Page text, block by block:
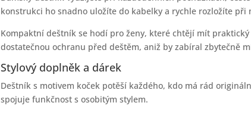
konstrukci ho snadno uložíte do kabelky a rychle rozložíte při
Kompaktní deštník se hodí pro ženy, které chtějí mít
dostatečnou ochranu před deštěm, aniž by zabíral zbytečně
Stylový doplněk a dárek
Deštník s motivem koček potěší každého, kdo má rád
spojuje funkčnost s osobitým stylem.